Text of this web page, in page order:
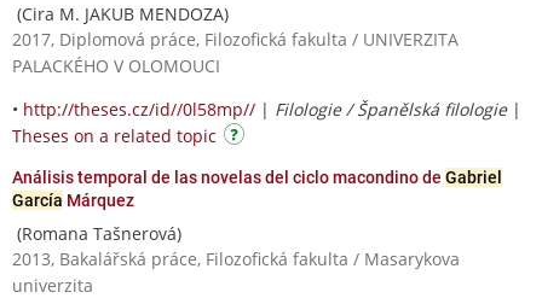
(Cira M. JAKUB MENDOZA)
2017, Diplomová práce, Filozofická fakulta / UNIVERZITA
PALACKÉHO V OLOMOUCI
• http://theses.cz/id//0l58mp// | Filologie / Španělská filologie|
Theses on a related topic
Análisis temporal de las novelas del ciclo macondino de Gabriel
García Márquez
(Romana Tašnerová)
2013, Bakalářská práce, Filozofická fakulta / Masarykova
univerzita